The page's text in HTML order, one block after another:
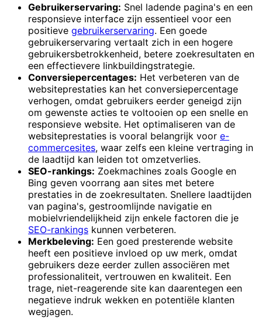
Gebruikerservaring: Snel ladende pagina's en een
responsieve interface zijn essentieel voor een
positieve gebruikerservaring. Een goede
gebruikerservaring vertaalt zich in een hogere
gebruikersbetrokkenheid, betere zoekresultaten en
een effectievere linkbuildingstrategie.
Conversiepercentages: Het verbeteren van de
websiteprestaties kan het conversiepercentage
verhogen, omdat gebruikers eerder geneigd zijn
om gewenste acties te voltooien op een snelle en
responsieve website. Het optimaliseren van de
websiteprestaties is vooral belangrijk voor e-
commercesites, waar zelfs een kleine vertraging in
de laadtijd kan leiden tot omzetverlies.
SEO-rankings: Zoekmachines zoals Google en
Bing geven voorrang aan sites met betere
prestaties in de zoekresultaten. Snellere laadtijden
van pagina's, gestroomlijnde navigatie en
mobielvriendelijkheid zijn enkele factoren die je
SEO-rankings kunnen verbeteren.
Merkbeleving: Een goed presterende website
heeft een positieve invloed op uw merk, omdat
gebruikers deze eerder zullen associëren met
professionaliteit, vertrouwen en kwaliteit. Een
trage, niet-reagerende site kan daarentegen een
negatieve indruk wekken en potentiële klanten
wegjagen.